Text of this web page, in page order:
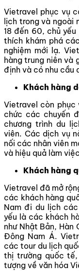
Vietravel phục vụ
lịch trong và ngoài
18 đến 60, chủ
thích khám phá
nghiệm mới lạ.
hàng trung niên và
định và có nhu cầu
Khách hàng
Vietravel còn phục
chức các chuyến
chương trình du
viên. Các dịch vụ
nối các nhân viên
và hiệu quả làm
Khách hàng
Vietravel đã mở
các khách hàng
Nam đi du lịch
yếu là các khách
như Nhật Bản,
Đông Nam Á.
các tour du lịch
thị trường quốc
tượng về văn hóa